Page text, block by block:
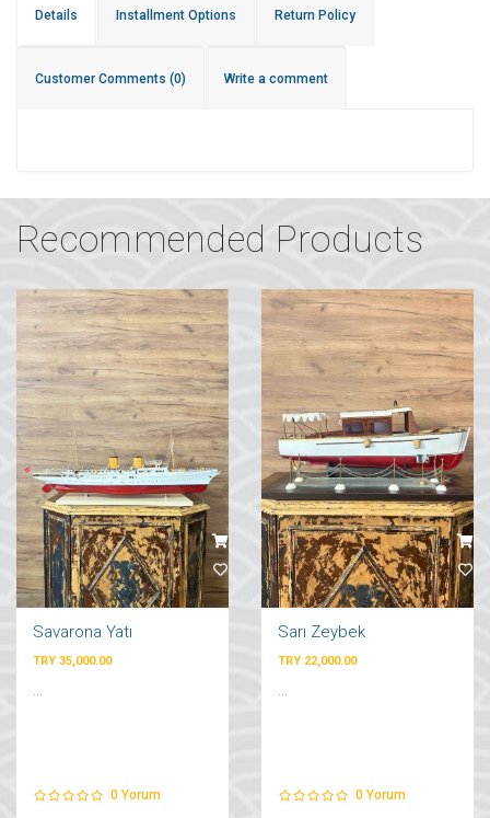
Details Installment Options Return Policy
Customer Comments (0) Write a comment
Recommended Products
Savarona Yatı
TRY 35,000.00
...
0 Yorum
Sarı Zeybek
TRY 22,000.00
...
0 Yorum